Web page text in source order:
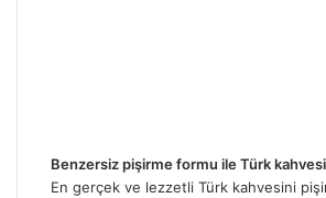
Benzersiz pişirme formu ile Türk kahvesi
En gerçek ve lezzetli Türk kahvesini